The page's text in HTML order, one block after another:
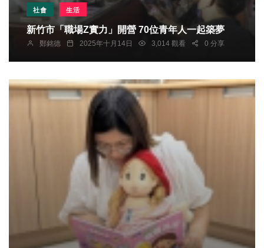
社會 生活
新竹市「職場Z實力」開營 70位青年人一起築夢
鄭銘德 2025年十月14日 3,014 觀看 0 分享